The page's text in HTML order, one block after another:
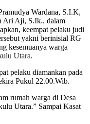
Wardana, S.I.K,
Ari Aji, S.Ik., dalam
keempat pelaku judi
yakni berinisial RG
kesemuanya warga
Utara.
pelaku diamankan pada
Pukul 22.00.Wib.
rumah warga di Desa
Utara.” Sampai Kasat